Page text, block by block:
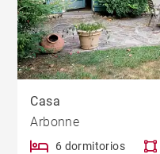
Casa
Arbonne
6 dormitorios